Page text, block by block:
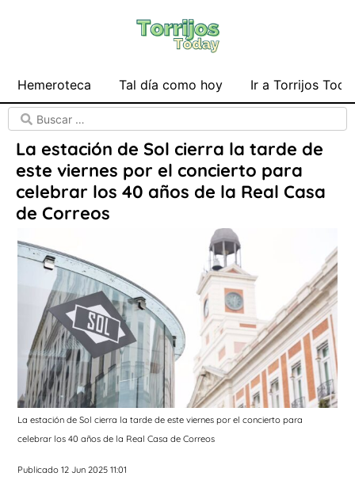
Hemeroteca Tal día como hoy Ir a Torrijos
La estación de Sol cierra la tarde de
este viernes por el concierto para
celebrar los 40 años de la Real Casa
de Correos
La estación de Sol cierra la tarde de este viernes por el concierto para
celebrar los 40 años de la Real Casa de Correos
Publicado 12 Jun 2025 11:01